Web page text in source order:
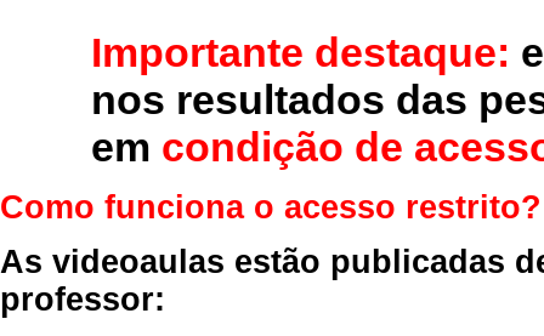
Importante destaque:
nos resultados das
em condição de
Como funciona o acesso restrito?
As videoaulas estão publicadas
professor: